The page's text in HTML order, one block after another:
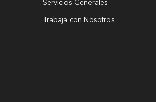
Servicios Generales
Trabaja con Nosotros